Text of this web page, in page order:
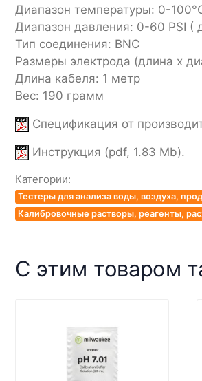
Диапазон температуры: 0-
Диапазон давления: 0-60 PSI (
Тип соединения: BNC
Размеры электрода (длина х
Длина кабеля: 1 метр
Вес: 190 грамм
Спецификация от
Инструкция (pdf, 1.83 Mb).
Категории:
Тестеры для анализа воды, воздуха,
Калибровочные растворы, реагенты,
С этим товаром